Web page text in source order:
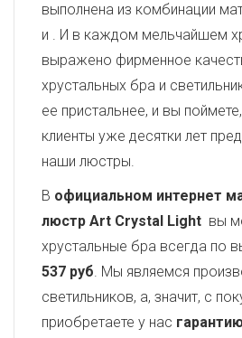
выполнена из комбинации
и . И в каждом мельчайшем
выражено фирменное
хрустальных бра и
ее пристальнее, и вы
клиенты уже десятки лет
наши люстры.
В официальном интернет
люстр Art Crystal Light вы
хрустальные бра всегда по
537 руб. Мы являемся
светильников, а, значит, с
приобретаете у нас